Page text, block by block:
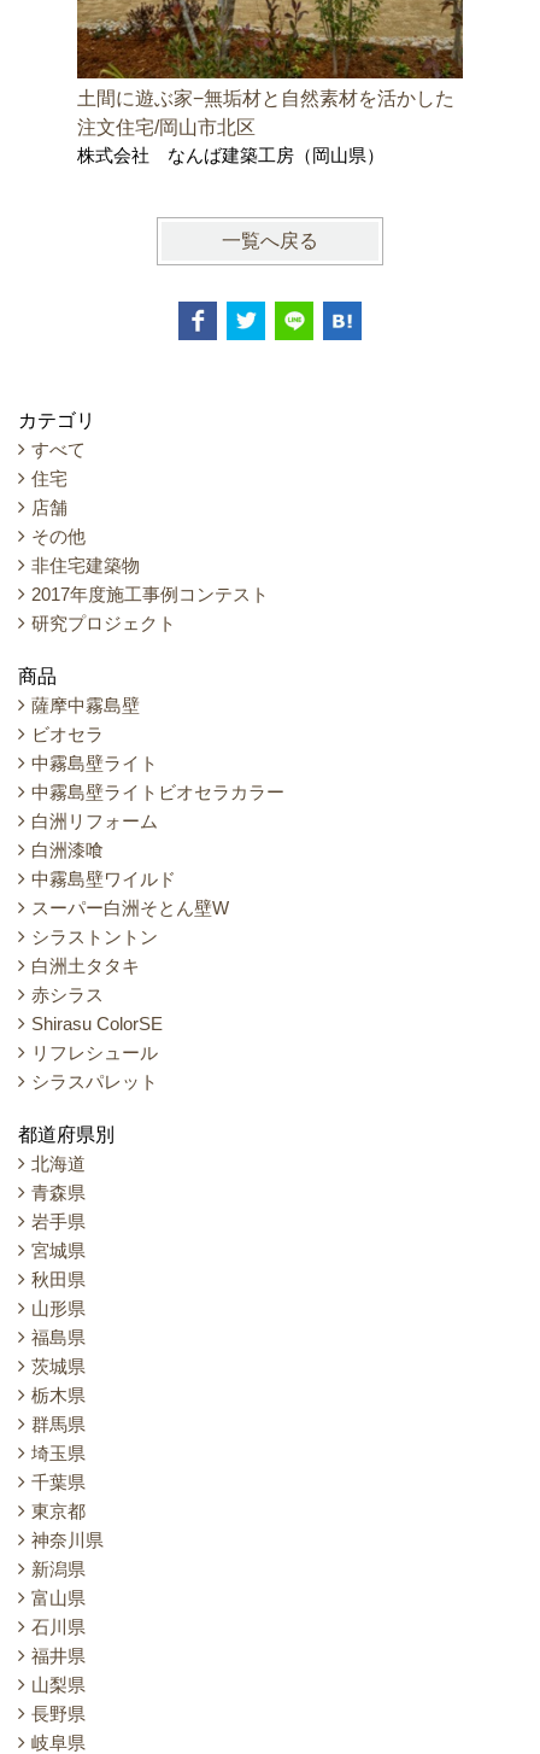
土間に遊ぶ家−無垢材と自然素材を活かした
注文住宅/岡山市北区
株式会社 なんば建築工房（岡山県）
一覧へ戻る
カテゴリ
すべて
住宅
店舗
その他
非住宅建築物
2017年度施工事例コンテスト
研究プロジェクト
商品
薩摩中霧島壁
ビオセラ
中霧島壁ライト
中霧島壁ライトビオセラカラー
白洲リフォーム
白洲漆喰
中霧島壁ワイルド
スーパー白洲そとん壁W
シラストントン
白洲土タタキ
赤シラス
Shirasu ColorSE
リフレシュール
シラスパレット
都道府県別
北海道
青森県
岩手県
宮城県
秋田県
山形県
福島県
茨城県
栃木県
群馬県
埼玉県
千葉県
東京都
神奈川県
新潟県
富山県
石川県
福井県
山梨県
長野県
岐阜県